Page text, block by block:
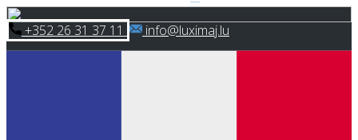
Skip
to
content
​+352 26 31 37 11 ​info@luximaj.lu